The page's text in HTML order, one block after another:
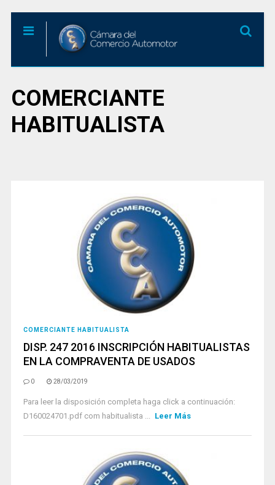
COMERCIANTE
HABITUALISTA
COMERCIANTE HABITUALISTA
DISP. 247 2016 INSCRIPCIÓN HABITUALISTAS
EN LA COMPRAVENTA DE USADOS
0 28/03/2019
Para leer la disposición completa haga click a continuación:
D160024701.pdf com habitualista ...
Leer Más